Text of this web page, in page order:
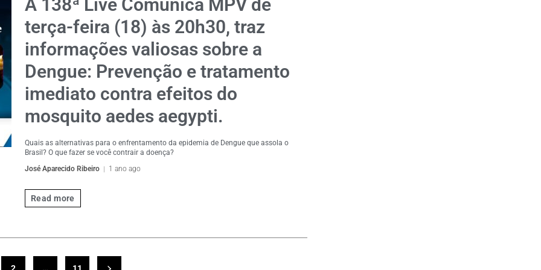
A 138ª Live Comunica MPV de
terça-feira (18) às 20h30, traz
informações valiosas sobre a
Dengue: Prevenção e tratamento
imediato contra efeitos do
mosquito aedes aegypti.
Quais as alternativas para o enfrentamento da epidemia de Dengue que assola o
Brasil? O que fazer se você contrair a doença?
José Aparecido Ribeiro
1 ano ago
Read more